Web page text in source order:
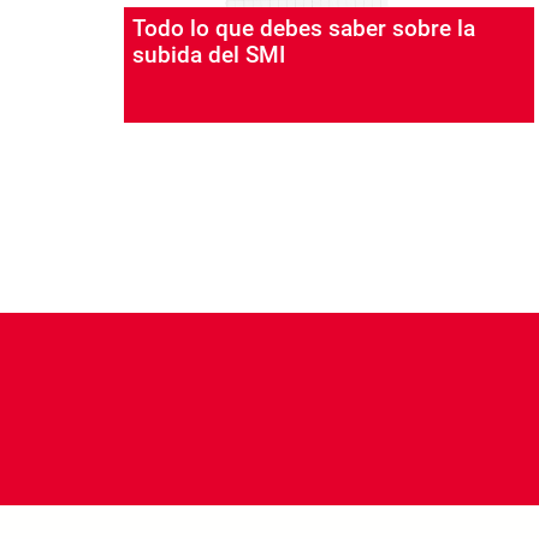
Todo lo que debes saber sobre la
subida del SMI